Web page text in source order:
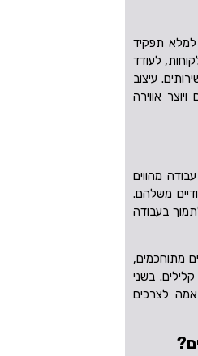
למלא תפקיד
לעודד
עיצוב
אווירה
מהווים
משלהם.
בעבודה
מתוחכמים,
בשני
לצרכים